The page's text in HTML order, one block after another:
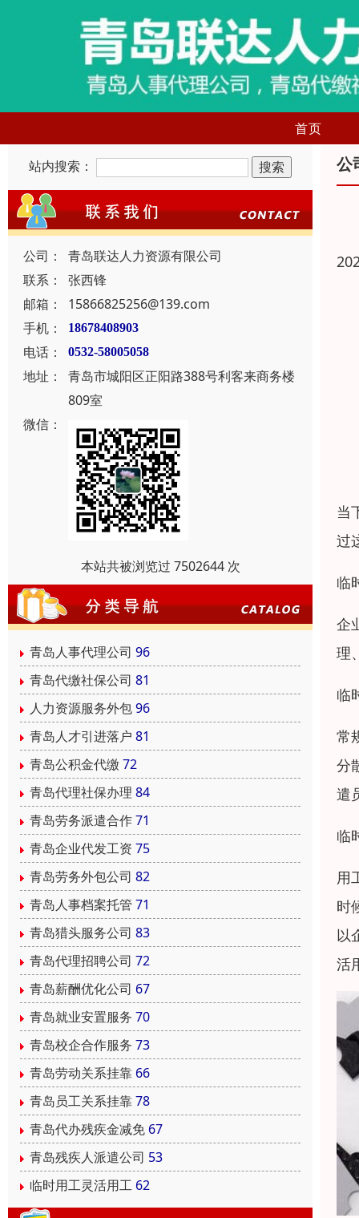
首页
站内搜索：
公司：
青岛联达人力资源有限公司
联系：
张西锋
邮箱：
15866825256@139.com
手机：
18678408903
电话： 0532-58005058
地址：
青岛市城阳区正阳路388号利客来商务楼
809室
微信：
本站共被浏览过 7502644 次
青岛人事代理公司 96
青岛代缴社保公司 81
人力资源服务外包96
青岛人才引进落户 81
青岛公积金代缴72
青岛代理社保办理 84
青岛劳务派遣合作71
青岛企业代发工资 75
青岛劳务外包公司 82
青岛人事档案托管 71
青岛猎头服务公司 83
青岛代理招聘公司 72
青岛薪酬优化公司 67
青岛就业安置服务 70
青岛校企合作服务 73
青岛劳动关系挂靠 66
青岛员工关系挂靠78
青岛代办残疾金减免 67
青岛残疾人派遣公司 53
临时用工灵活用工 62
公
当
过
临
企
理
临
常
分
遣
临
用
时
以
活